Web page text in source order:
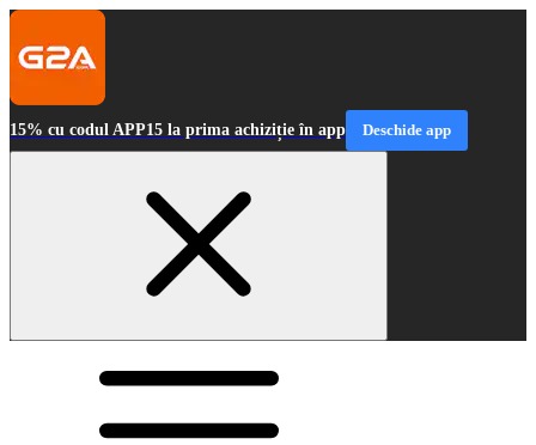
15% cu codul APP15 la prima achiziție în app Deschide app